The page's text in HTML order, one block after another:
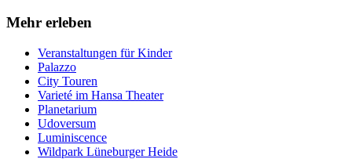
Mehr erleben
Veranstaltungen für Kinder
Palazzo
City Touren
Varieté im Hansa Theater
Planetarium
Udoversum
Luminiscence
Wildpark Lüneburger Heide